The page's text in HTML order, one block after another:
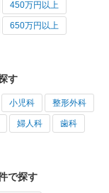
450万円以上
650万円以上
す
小児科 整形外科
婦人科 歯科
で探す